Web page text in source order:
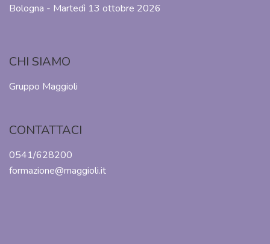
Bologna - Martedì 13 ottobre 2026
CHI SIAMO
Gruppo Maggioli
CONTATTACI
0541/628200
formazione@maggioli.it